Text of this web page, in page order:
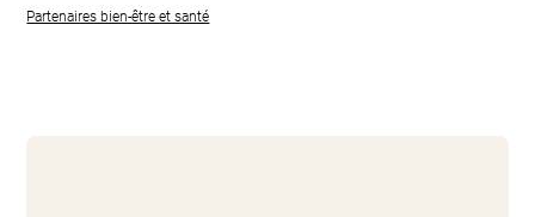
Partenaires bien-être et santé